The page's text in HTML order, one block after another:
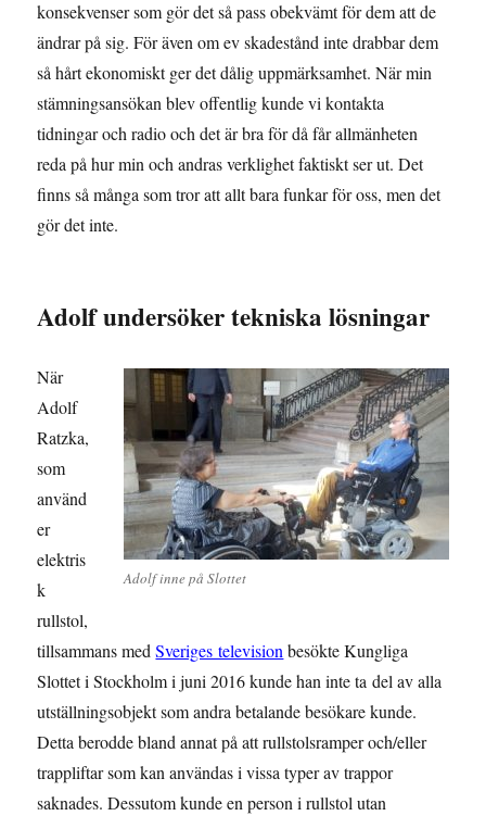
konsekvenser som gör det så pass obekvämt för dem att de
ändrar på sig. För även om ev skadestånd inte drabbar dem
så hårt ekonomiskt ger det dålig uppmärksamhet. När min
stämningsansökan blev offentlig kunde vi kontakta
tidningar och radio och det är bra för då får allmänheten
reda på hur min och andras verklighet faktiskt ser ut. Det
finns så många som tror att allt bara funkar för oss, men det
gör det inte.
Adolf undersöker tekniska lösningar
Adolf inne på Slottet
När
Adolf
Ratzka,
som
använd
er
elektris
k
rullstol,
tillsammans medSveriges television besökte Kungliga
Slottet i Stockholm i juni 2016 kunde han inte ta del av alla
utställningsobjekt som andra betalande besökare kunde.
Detta berodde bland annat på att rullstolsramper och/eller
trappliftar som kan användas i vissa typer av trappor
saknades. Dessutom kunde en person i rullstol utan